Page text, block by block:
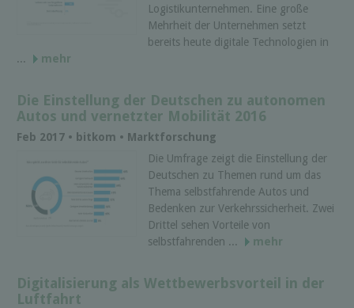
Logistikunternehmen. Eine große
Mehrheit der Unternehmen setzt
bereits heute digitale Technologien in
...
mehr
Die Einstellung der Deutschen zu autonomen
Autos und vernetzter Mobilität 2016
Feb 2017 • bitkom • Marktforschung
Die Umfrage zeigt die Einstellung der
Deutschen zu Themen rund um das
Thema selbstfahrende Autos und
Bedenken zur Verkehrssicherheit. Zwei
Drittel sehen Vorteile von
selbstfahrenden ...
mehr
Digitalisierung als Wettbewerbsvorteil in der
Luftfahrt